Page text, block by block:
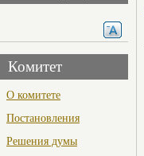
Комитет
О комитете
Постановления
Решения думы